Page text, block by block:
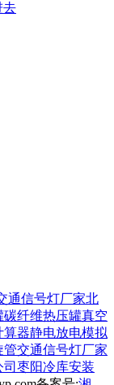
去
通信号灯厂家北
碳纤维热压罐真空
算器静电放电模拟
管交通信号灯厂家
枣阳冷库安装